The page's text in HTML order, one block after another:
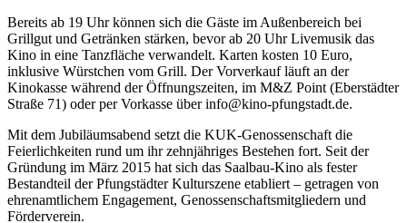
Bereits ab 19 Uhr können sich die Gäste im Außenbereich bei
Grillgut und Getränken stärken, bevor ab 20 Uhr Livemusik das
Kino in eine Tanzfläche verwandelt. Karten kosten 10 Euro,
inklusive Würstchen vom Grill. Der Vorverkauf läuft an der
Kinokasse während der Öffnungszeiten, im M&Z Point (Eberstädter
Straße 71) oder per Vorkasse überinfo@kino-pfungstadt.de.
Mit dem Jubiläumsabend setzt die KUK-Genossenschaft die
Feierlichkeiten rund um ihr zehnjähriges Bestehen fort. Seit der
Gründung im März 2015 hat sich das Saalbau-Kino als fester
Bestandteil der Pfungstädter Kulturszene etabliert – getragen von
ehrenamtlichem Engagement, Genossenschaftsmitgliedern und
Förderverein.